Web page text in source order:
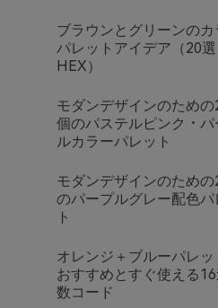
ブラウンとグリーンのカ
パレットアイデア（20選
HEX）
モダンデザインのための
個のパステルピンク・パ
ルカラーパレット
モダンデザインのための
のパープルグレー配色パ
ト
オレンジ＋ブルーパレッ
おすすめとすぐ使える16
数コード